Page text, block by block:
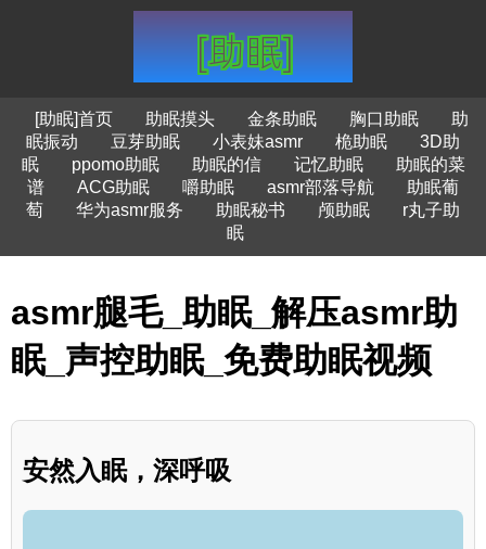
[助眠]首页 助眠摸头 金条助眠 胸口助眠
助
眠振动
豆芽助眠 小表妹asmr 桅助眠
3D助
眠
ppomo助眠 助眠的信 记忆助眠
助眠的菜
谱
ACG助眠 嚼助眠 asmr部落导航
助眠葡
萄
华为asmr服务 助眠秘书 颅助眠
r丸子助
眠
asmr腿毛_助眠_解压asmr助
眠_声控助眠_免费助眠视频
安然入眠，深呼吸